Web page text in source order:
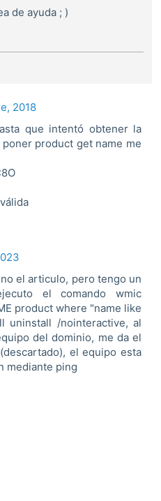
de ayuda ; )
2018
que intentó obtener la
product get name me
el articulo, pero tengo un
el comando wmic
product where "name like
uninstall /nointeractive, al
del dominio, me da el
el equipo esta
mediante ping